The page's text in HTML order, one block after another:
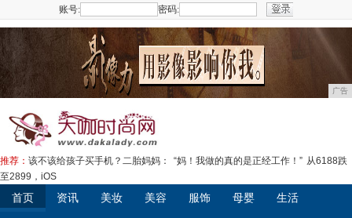
账号: 密码:
广告
推荐： 该不该给孩子买手机？二胎妈妈： “妈！我做的真的是正经工作！” 从6188跌
至2899，iOS
首页 资讯 美妆 美容 服饰 母婴 生活